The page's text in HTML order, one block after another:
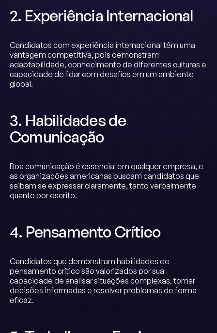
2. Experiência Internacional
Candidatos com experiência internacional têm uma
vantagem competitiva, pois demonstram
adaptabilidade, conhecimento de diferentes culturas e
capacidade de lidar com desafios em um ambiente
global.
3. Habilidades de
Comunicação
Boa comunicação é essencial em qualquer empresa, e
as organizações americanas buscam candidatos que
saibam se expressar claramente, tanto verbalmente
quanto por escrito.
4. Pensamento Crítico
Candidatos que demonstram habilidades de
pensamento crítico são valorizados por sua
capacidade de analisar situações complexas, tomar
decisões informadas e resolver problemas de forma
eficaz.